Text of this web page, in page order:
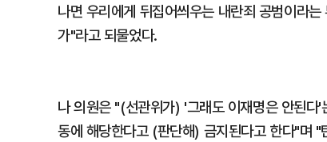
나면 우리에게 뒤집어씌우는 내란죄 공범이라
가"라고 되물었다.
나 의원은 "(선관위가) '그래도 이재명은 안된
동에 해당한다고 (판단해) 금지된다고 한다"며